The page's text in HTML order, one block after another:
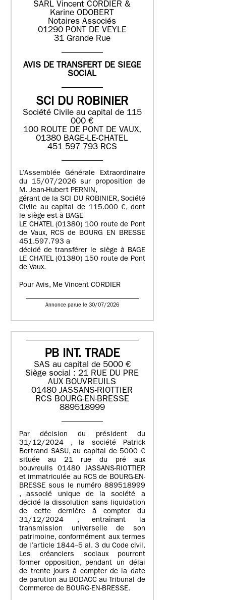
SARL Vincent CORDIER &
Karine ODOBERT
Notaires Associés
01290 PONT DE VEYLE
31 Grande Rue
AVIS DE TRANSFERT DE SIEGE
SOCIAL
SCI DU ROBINIER
Société Civile au capital de 115
000 €
100 ROUTE DE PONT DE VAUX,
01380 BAGE-LE-CHATEL
451 597 793 RCS
L’Assemblée Générale Extraordinaire
du 15/07/2026 sur proposition de
M. Jean-Hubert PERNIN,
gérant de la SCI DU ROBINIER, Société
Civile au capital de 115.000 €, dont
le siège est à BAGE
LE CHATEL (01380) 100 route de Pont
de Vaux, RCS de BOURG EN BRESSE
451.597.793 a
décidé de transférer le siège à BAGE
LE CHATEL (01380) 150 route de Pont
de Vaux.
Pour Avis, Me Vincent CORDIER
Annonce parue le 30/07/2026
PB INT. TRADE
SAS au capital de 5000 €
Siège social : 21 RUE DU PRE
AUX BOUVREUILS
01480 JASSANS-RIOTTIER
RCS BOURG-EN-BRESSE
889518999
Par décision du président du
31/12/2024 , la société Patrick
Bertrand SASU, au capital de 5000 €
située au 21 rue du pré aux
bouvreuils 01480 JASSANS-RIOTTIER
et immatriculée au RCS de BOURG-EN-
BRESSE sous le numéro 889518999
, associé unique de la société a
décidé la dissolution sans liquidation
de cette dernière à compter du
31/12/2024 , entraînant la
transmission universelle de son
patrimoine, conformément aux termes
de l’article 1844–5 al. 3 du Code civil.
Les créanciers sociaux pourront
former opposition, pendant un délai
de trente jours à compter de la date
de parution au BODACC au Tribunal de
Commerce de BOURG-EN-BRESSE.